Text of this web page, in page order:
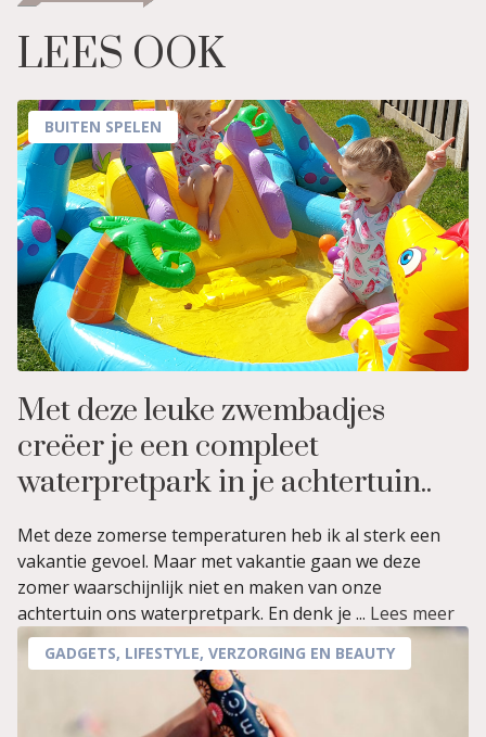
LEES OOK
BUITEN SPELEN
Met deze leuke zwembadjes
creëer je een compleet
waterpretpark in je achtertuin..
Met deze zomerse temperaturen heb ik al sterk een
vakantie gevoel. Maar met vakantie gaan we deze
zomer waarschijnlijk niet en maken van onze
achtertuin ons waterpretpark. En denk je ... Lees meer
GADGETS, LIFESTYLE, VERZORGING EN BEAUTY